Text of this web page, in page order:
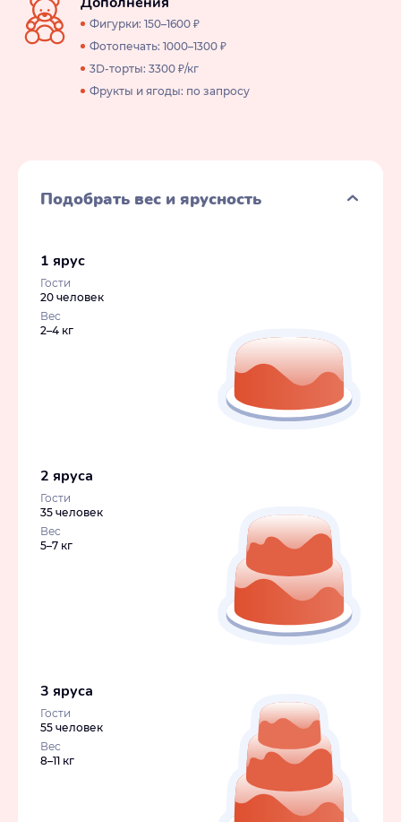
Фигурки: 150–1600 ₽
Фотопечать: 1000–1300 ₽
3D-торты: 3300 ₽/кг
Фрукты и ягоды: по запросу
Подобрать вес и ярусность
1 ярус
Гости
20 человек
Вес
2–4 кг
2 яруса
Гости
35 человек
Вес
5–7 кг
3 яруса
Гости
55 человек
Вес
8–11 кг